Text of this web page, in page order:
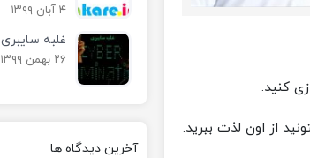
۴ آبان ۱۳۹۹
غلبه سایبری
۲۶ بهمن ۱۳۹۹
آخرین دیدگاه ها